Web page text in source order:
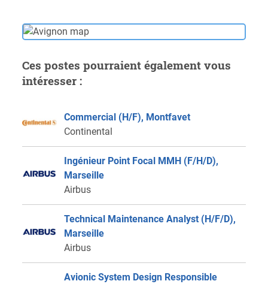
Ces postes pourraient également vous
intéresser :
Commercial (H/F), Montfavet
Continental
Ingénieur Point Focal MMH (F/H/D),
Marseille
Airbus
Technical Maintenance Analyst (H/F/D),
Marseille
Airbus
Avionic System Design Responsible